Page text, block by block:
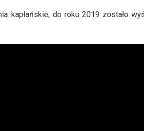
kapłańskie, do roku 2019 zostało